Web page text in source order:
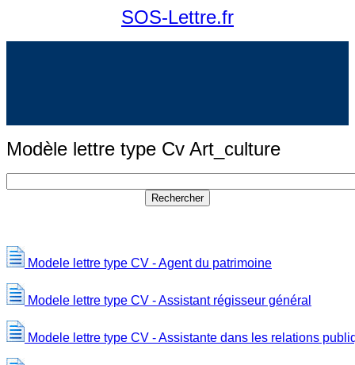
SOS-Lettre.fr
Modèle lettre type Cv Art_culture
Modele lettre type CV - Agent du patrimoine
Modele lettre type CV - Assistant régisseur général
Modele lettre type CV - Assistante dans les relations